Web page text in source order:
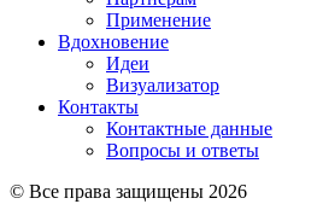
Применение
Вдохновение
Идеи
Визуализатор
Контакты
Контактные данные
Вопросы и ответы
© Все права защищены 2026